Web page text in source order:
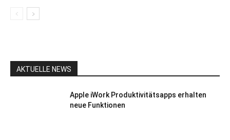
AKTUELLE NEWS
Apple iWork Produktivitätsapps erhalten
neue Funktionen